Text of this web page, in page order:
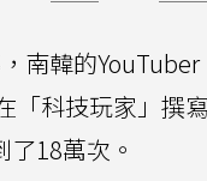
南韓的YouTuber
「科技玩家」
18萬次。